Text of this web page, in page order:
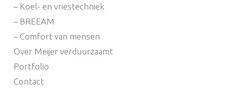
– Koel- en vriestechniek
– BREEAM
– Comfort van mensen
Over Meijer verduurzaamt
Portfolio
Contact